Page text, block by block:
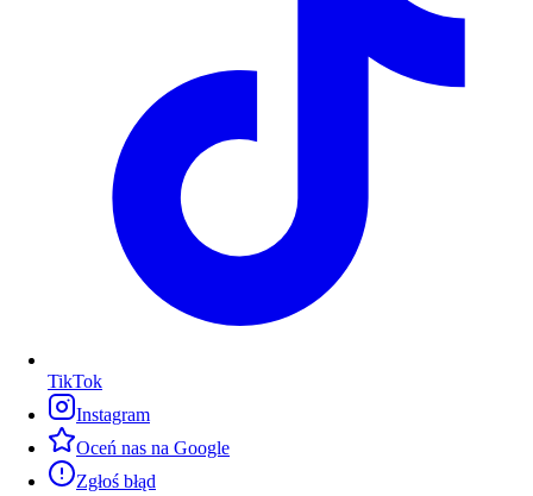
TikTok
Instagram
Oceń nas na Google
Zgłoś błąd